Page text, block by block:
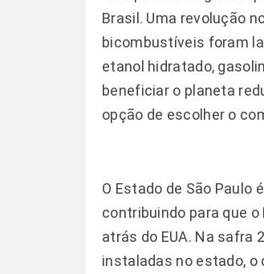
Brasil. Uma revolução
bicombustíveis foram
etanol hidratado,
beneficiar o planeta
opção de escolher o
O Estado de São Paulo
contribuindo para que
atrás do EUA. Na safra
instaladas no estado, o